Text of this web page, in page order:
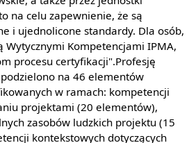
na celu zapewnienie, że są
i ujednolicone standardy. Dla osób,
Wytycznymi Kompetencjami IPMA,
procesu certyfikacji".Profesję
na 46 elementów
w ramach: kompetencji
projektami (20 elementów),
zasobów ludzkich projektu (15
kontekstowych dotyczących